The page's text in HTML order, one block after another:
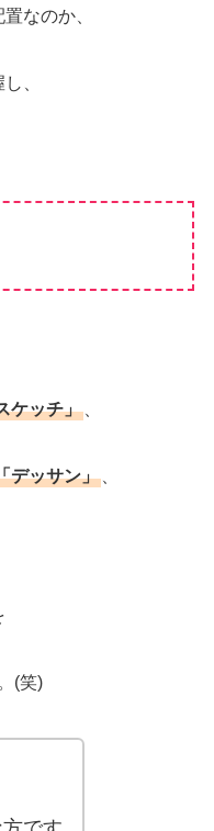
なのか、
、
ケッチ」
デッサン」
(笑)